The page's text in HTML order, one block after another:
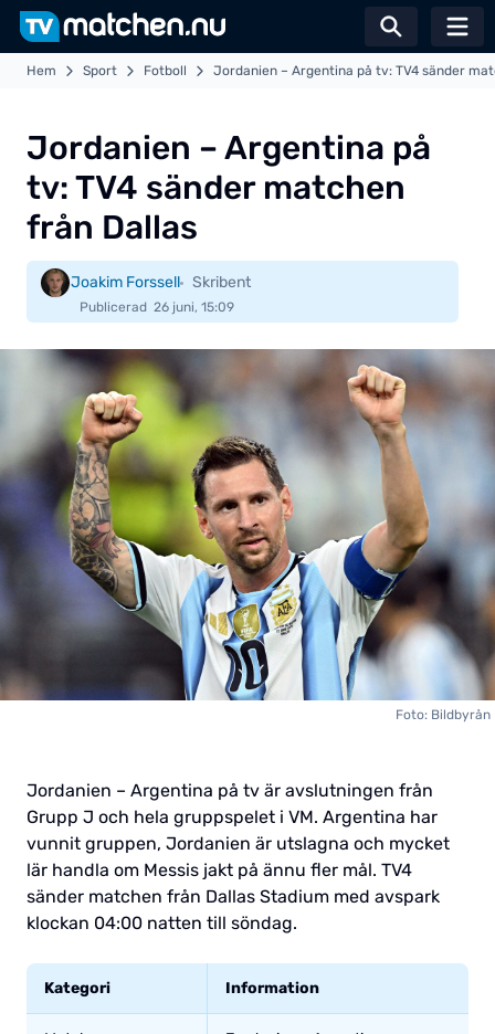
Växla
Hem Sport Fotboll Jordanien – Argentina på tv: TV4 sänder
Jordanien – Argentina på
tv: TV4 sänder matchen
från Dallas
Joakim Forssell Skribent
Publicerad 26 juni, 15:09
Foto: Bildbyrån
Jordanien – Argentina på tv är avslutningen från
Grupp J och hela gruppspelet i VM. Argentina har
vunnit gruppen, Jordanien är utslagna och mycket
lär handla om Messis jakt på ännu fler mål. TV4
sänder matchen från Dallas Stadium med avspark
klockan 04:00 natten till söndag.
Kategori Information